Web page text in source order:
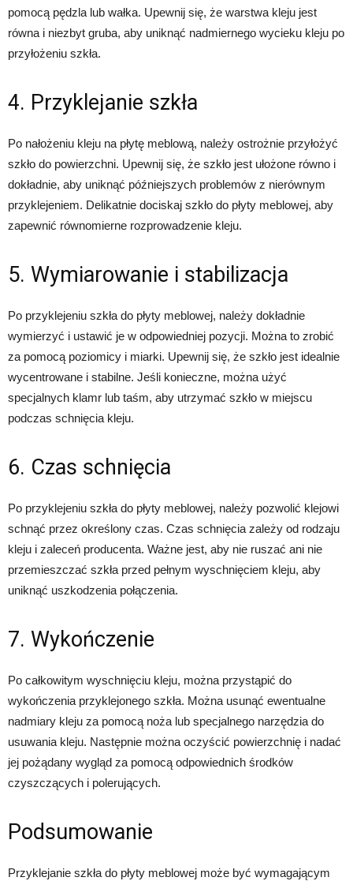
pomocą pędzla lub wałka. Upewnij się, że warstwa kleju jest
równa i niezbyt gruba, aby uniknąć nadmiernego wycieku kleju po
przyłożeniu szkła.
4. Przyklejanie szkła
Po nałożeniu kleju na płytę meblową, należy ostrożnie przyłożyć
szkło do powierzchni. Upewnij się, że szkło jest ułożone równo i
dokładnie, aby uniknąć późniejszych problemów z nierównym
przyklejeniem. Delikatnie dociskaj szkło do płyty meblowej, aby
zapewnić równomierne rozprowadzenie kleju.
5. Wymiarowanie i stabilizacja
Po przyklejeniu szkła do płyty meblowej, należy dokładnie
wymierzyć i ustawić je w odpowiedniej pozycji. Można to zrobić
za pomocą poziomicy i miarki. Upewnij się, że szkło jest idealnie
wycentrowane i stabilne. Jeśli konieczne, można użyć
specjalnych klamr lub taśm, aby utrzymać szkło w miejscu
podczas schnięcia kleju.
6. Czas schnięcia
Po przyklejeniu szkła do płyty meblowej, należy pozwolić klejowi
schnąć przez określony czas. Czas schnięcia zależy od rodzaju
kleju i zaleceń producenta. Ważne jest, aby nie ruszać ani nie
przemieszczać szkła przed pełnym wyschnięciem kleju, aby
uniknąć uszkodzenia połączenia.
7. Wykończenie
Po całkowitym wyschnięciu kleju, można przystąpić do
wykończenia przyklejonego szkła. Można usunąć ewentualne
nadmiary kleju za pomocą noża lub specjalnego narzędzia do
usuwania kleju. Następnie można oczyścić powierzchnię i nadać
jej pożądany wygląd za pomocą odpowiednich środków
czyszczących i polerujących.
Podsumowanie
Przyklejanie szkła do płyty meblowej może być wymagającym